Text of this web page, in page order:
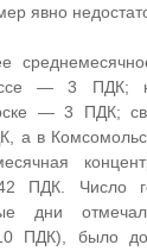
явно
— 3 ПДК;
— 3 ПДК;
а в
42 ПДК. Число
дни
ПДК), было